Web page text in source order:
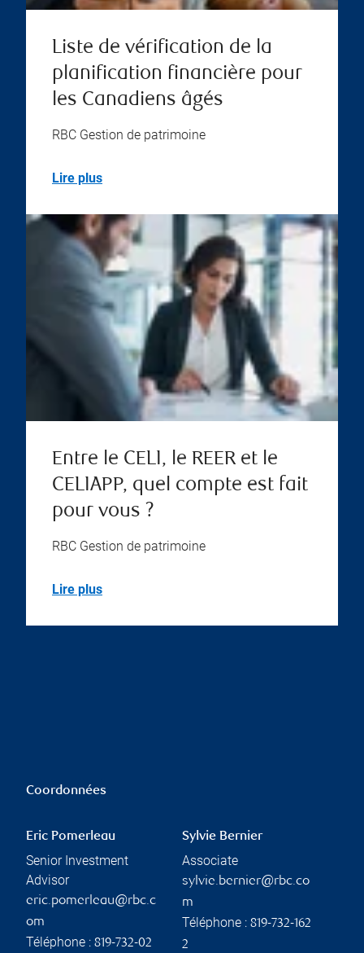
Liste de vérification de la
planification financière pour
les Canadiens âgés
RBC Gestion de patrimoine
Lire plus
Entre le CELI, le REER et le
CELIAPP, quel compte est fait
pour vous ?
RBC Gestion de patrimoine
Lire plus
Coordonnées
Eric Pomerleau
Senior Investment
Advisor
eric.pomerleau@rbc.c
om
Téléphone : 819-732-02
Sylvie Bernier
Associate
sylvie.bernier@rbc.co
m
Téléphone : 819-732-162
2